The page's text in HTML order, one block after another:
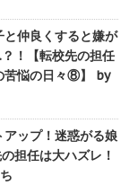
仲良くすると嫌が
！【転校先の担任
苦悩の日々⑧】 by
ップ！迷惑がる娘
担任は大ハズレ！